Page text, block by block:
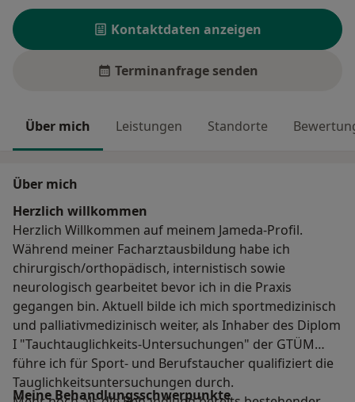
Kontaktdaten anzeigen
Terminanfrage senden
Über mich Leistungen Standorte
Über mich
Herzlich willkommen
Herzlich Willkommen auf meinem Jameda-Profil.
Während meiner Facharztausbildung habe ich
chirurgisch/orthopädisch, internistisch sowie
neurologisch gearbeitet bevor ich in die Praxis
gegangen bin. Aktuell bilde ich mich sportmedizinisch
und palliativmedizinisch weiter, als Inhaber des Diplom
I "Tauchtauglichkeits-Untersuchungen" der GTÜM
führe ich für Sport- und Berufstaucher qualifiziert die
Tauglichkeitsuntersuchungen durch.
Meine Behandlungs­schwerpunkte